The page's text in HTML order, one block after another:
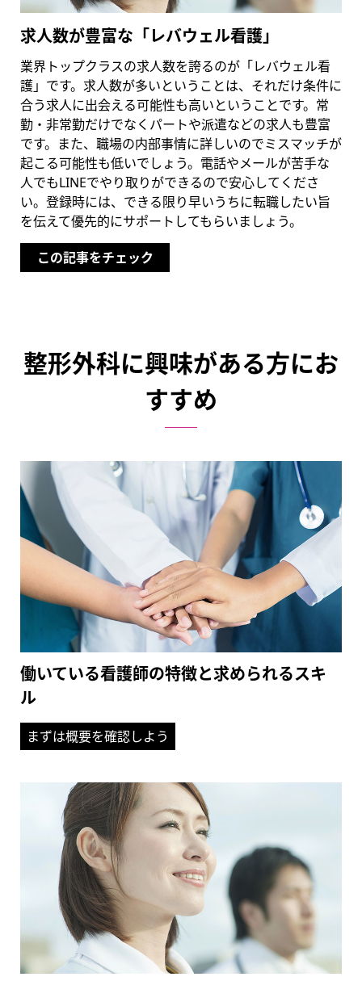
求人数が豊富な「レバウェル看護」
業界トップクラスの求人数を誇るのが「レバウェル看
護」です。求人数が多いということは、それだけ条件に
合う求人に出会える可能性も高いということです。常
勤・非常勤だけでなくパートや派遣などの求人も豊富
です。また、職場の内部事情に詳しいのでミスマッチが
起こる可能性も低いでしょう。電話やメールが苦手な
人でもLINEでやり取りができるので安心してくださ
い。登録時には、できる限り早いうちに転職したい旨
を伝えて優先的にサポートしてもらいましょう。
この記事をチェック
整形外科に興味がある方にお
すすめ
働いている看護師の特徴と求められるスキ
ル
まずは概要を確認しよう